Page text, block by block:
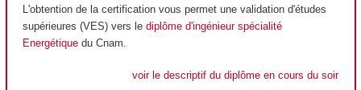
L'obtention de la certification vous permet une validation d'études
supérieures (VES) vers le diplôme d'ingénieur spécialité
Energétique du Cnam.
voir le descriptif du diplôme en cours du soir